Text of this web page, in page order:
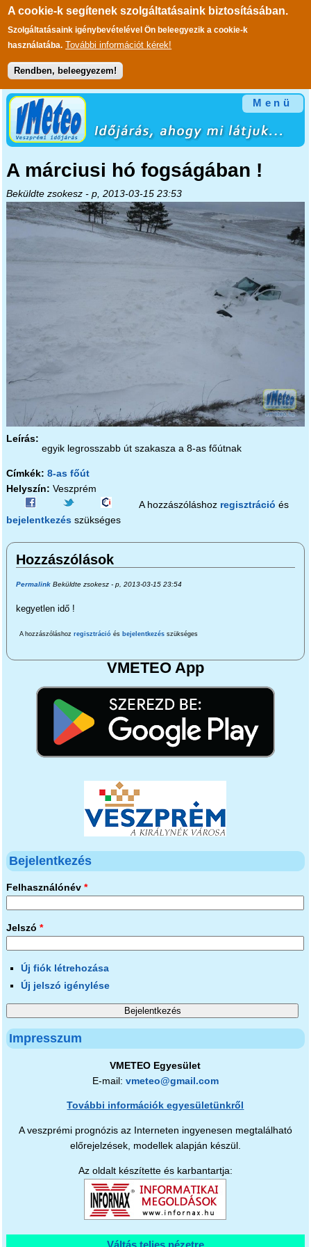
A cookie-k segítenek szolgáltatásaink biztosításában.
Szolgáltatásaink igénybevételével Ön beleegyezik a cookie-k
használatába. További információt kérek!
Rendben, beleegyezem!
Ugrás a tartalomra
Menü
A márciusi hó fogságában !
Beküldte zsokesz- p, 2013-03-15 23:53
Leírás:
egyik legrosszabb út szakasza a 8-as főútnak
Címkék: 8-as főút
Helyszín: Veszprém
A hozzászóláshoz regisztráció és
bejelentkezés szükséges
Hozzászólások
Permalink Beküldtezsokesz - p, 2013-03-15 23:54
kegyetlen idő !
A hozzászóláshoz regisztráció és bejelentkezésszükséges
VMETEO App
Bejelentkezés
Felhasználónév *
Jelszó *
Új fiók létrehozása
Új jelszó igénylése
Impresszum
VMETEO Egyesület
E-mail: vmeteo@gmail.com
További információk egyesületünkről
A veszprémi prognózis az Interneten ingyenesen megtalálható
előrejelzések, modellek alapján készül.
Az oldalt készítette és karbantartja:
Váltás teljes nézetre